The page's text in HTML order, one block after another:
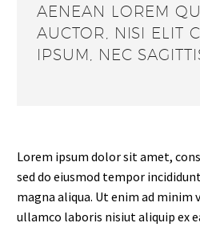
AENEAN LOREM
AUCTOR, NISI ELIT
IPSUM, NEC
Lorem ipsum dolor sit amet,
sed do eiusmod tempor
magna aliqua. Ut enim ad minim
ullamco laboris nisiut aliquip ex